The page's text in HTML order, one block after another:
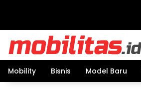
Mobility Bisnis Model Baru